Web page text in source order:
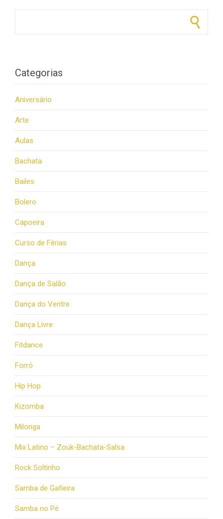
Categorias
Aniversário
Arte
Aulas
Bachata
Bailes
Bolero
Capoeira
Curso de Férias
Dança
Dança de Salão
Dança do Ventre
Dança Livre
Fitdance
Forró
Hip Hop
Kizomba
Milonga
Mix Latino – Zouk-Bachata-Salsa
Rock Soltinho
Samba de Gafieira
Samba no Pé